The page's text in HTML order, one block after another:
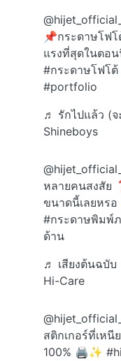
📌กระดาษโฟ
แรงที่สุดในตอ
#กระดาษโฟโต้
#portfolio
♬ รักไปแล้ว (จ
Shineboys
หลายคนสงสัย
ขนาดนี้เลยหร
#กระดาษพิมพ์
ด้าน
♬ เสียงต้นฉบับ
Hi-Care
สติกเกอร์ที่เหนี
100% 🖨️✨